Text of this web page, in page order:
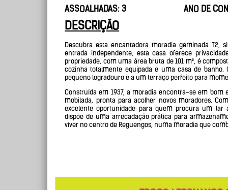
ASSOALHADAS: 3 ANO DE
DESCRIÇÃO
Descubra esta encantadora moradia geminada T2,
entrada independente, esta casa oferece
propriedade, com uma área bruta de 101 m², é
cozinha totalmente equipada e uma casa de
pequeno logradouro e a um terraço perfeito para
Construída em 1937, a moradia encontra-se em bom
mobilada, pronta para acolher novos moradores.
excelente oportunidade para quem procura um lar
dispõe de uma arrecadação prática para
viver no centro de Reguengos, numa moradia que